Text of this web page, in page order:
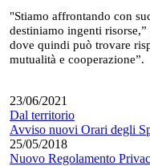
"Stiamo affrontando con
destiniamo ingenti
dove quindi può trovare
mutualità e cooperazione”.
23/06/2021
Dal territorio
Avviso nuovi Orari degli
25/05/2018
Nuovo Regolamento